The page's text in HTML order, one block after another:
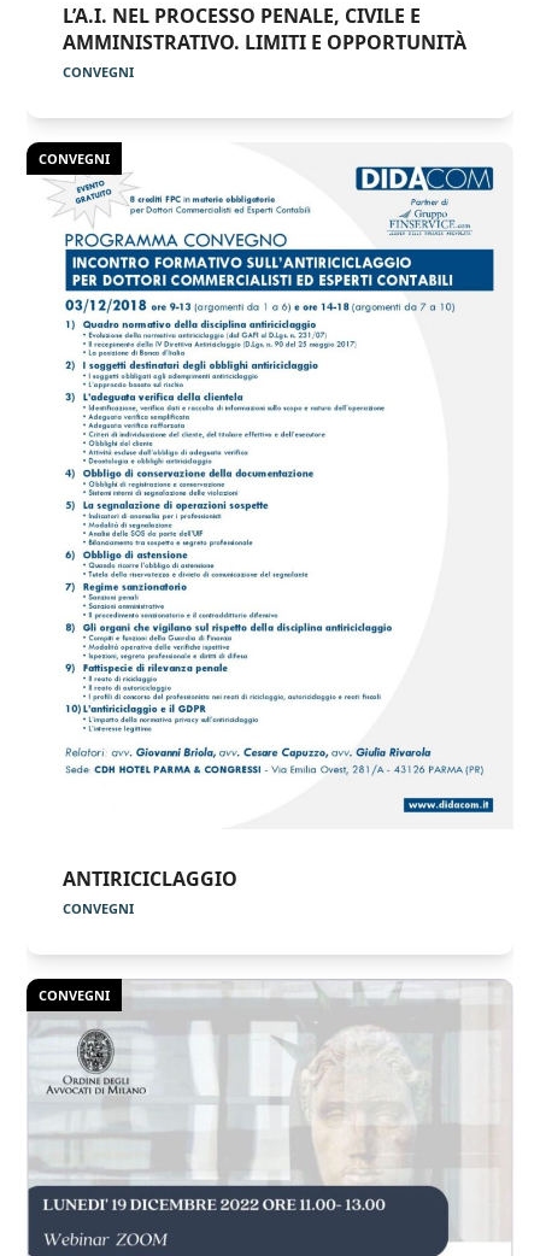
L’A.I. NEL PROCESSO PENALE, CIVILE E
AMMINISTRATIVO. LIMITI E OPPORTUNITÀ
CONVEGNI
CONVEGNI
ANTIRICICLAGGIO
CONVEGNI
CONVEGNI